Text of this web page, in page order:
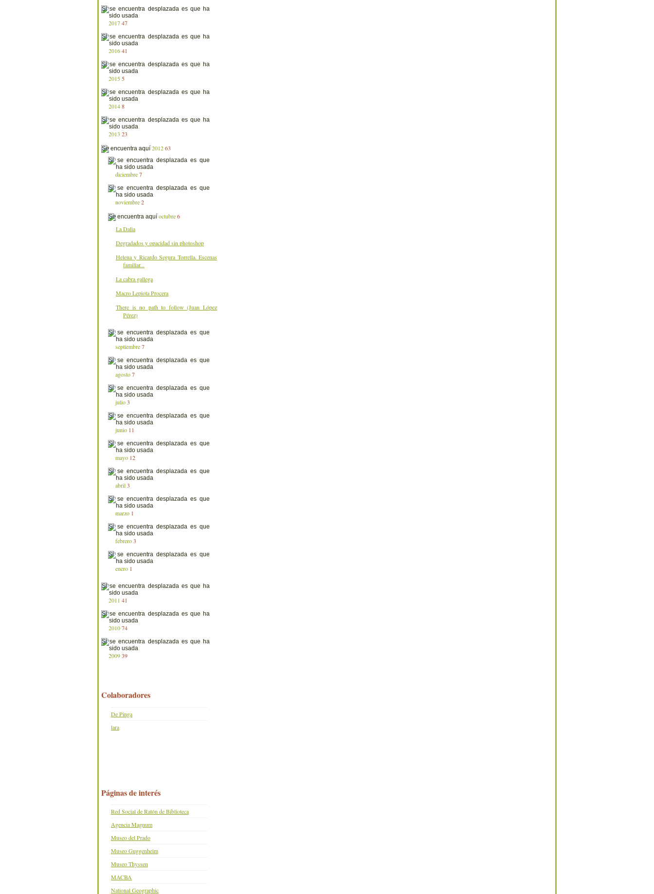
201747
201641
2015 5
20148
2013 23
201263
diciembre 7
noviembre 2
octubre 6
La Dalia
Degradados y opacidad sin photoshop
Helena y Ricardo Segura Torrella. Escenas
familiar...
La cabra gallega
Macro Lepiota Procera
There is no path to follow (Juan López
Pérez)
septiembre 7
agosto 7
julio 3
junio 11
mayo 12
abril 3
marzo 1
febrero 3
enero 1
2011 41
201074
200939
Colaboradores
De Pinga
lara
Páginas de interés
Red Social de Ratón de Biblioteca
Agencia Magnum
Museo del Prado
Museo Guggenheim
Museo Thyssen
MACBA
National Geographic